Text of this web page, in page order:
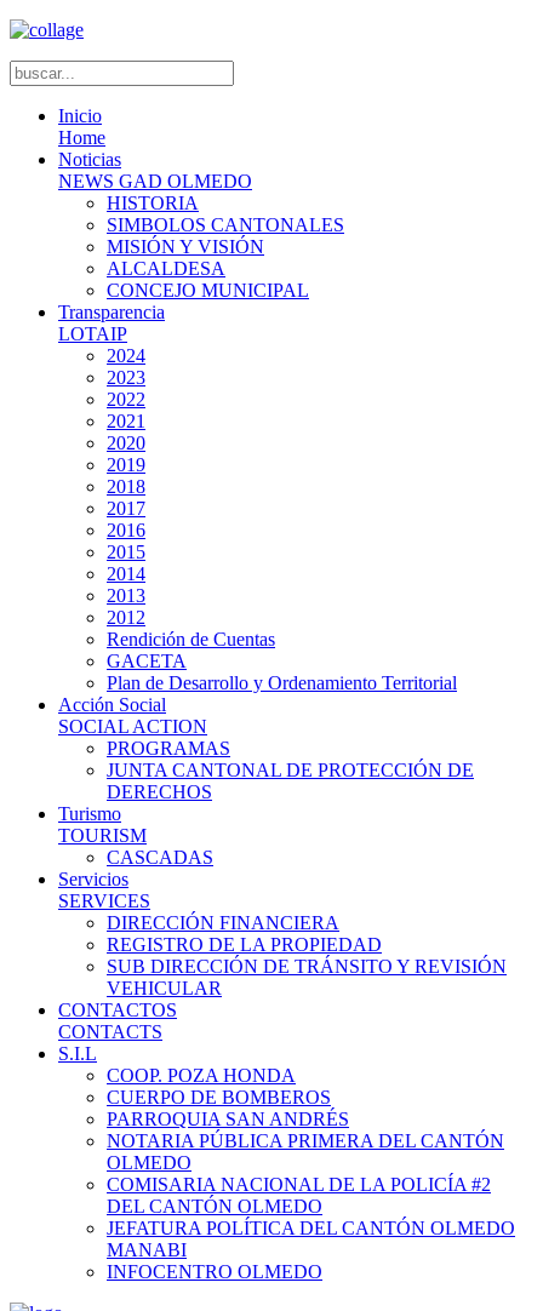
Inicio
Home
Noticias
NEWS GAD OLMEDO
HISTORIA
SIMBOLOS CANTONALES
MISIÓN Y VISIÓN
ALCALDESA
CONCEJO MUNICIPAL
Transparencia
LOTAIP
2024
2023
2022
2021
2020
2019
2018
2017
2016
2015
2014
2013
2012
Rendición de Cuentas
GACETA
Plan de Desarrollo y Ordenamiento Territorial
Acción Social
SOCIAL ACTION
PROGRAMAS
JUNTA CANTONAL DE PROTECCIÓN DE
DERECHOS
Turismo
TOURISM
CASCADAS
Servicios
SERVICES
DIRECCIÓN FINANCIERA
REGISTRO DE LA PROPIEDAD
SUB DIRECCIÓN DE TRÁNSITO Y REVISIÓN
VEHICULAR
CONTACTOS
CONTACTS
S.I.L
COOP. POZA HONDA
CUERPO DE BOMBEROS
PARROQUIA SAN ANDRÉS
NOTARIA PÚBLICA PRIMERA DEL CANTÓN
OLMEDO
COMISARIA NACIONAL DE LA POLICÍA #2
DEL CANTÓN OLMEDO
JEFATURA POLÍTICA DEL CANTÓN OLMEDO
MANABI
INFOCENTRO OLMEDO